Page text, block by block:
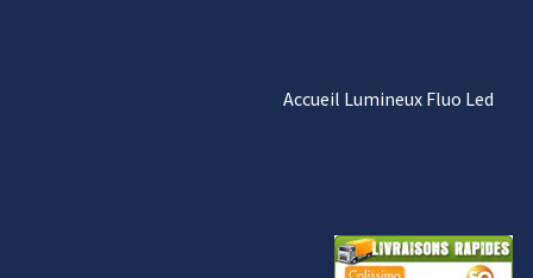
Accueil Lumineux Fluo Led